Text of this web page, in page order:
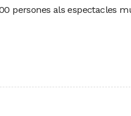
persones als espectacles